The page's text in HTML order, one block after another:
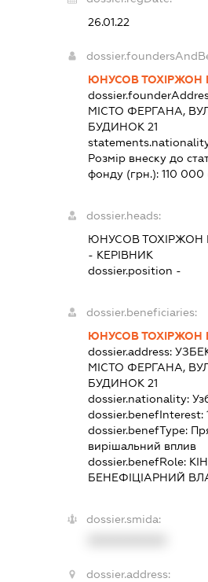
26.01.22
ЮНУСОВ ТОХІРЖОН
МІСТО ФЕРГАНА,
БУДИНОК 21
Розмір внеску до
фонду (грн.):110 000
dossier.heads:
ЮНУСОВ ТОХІРЖОН
- КЕРІВНИК
dossier.position -
dossier.beneficiaries:
ЮНУСОВ ТОХІРЖОН
dossier.address:
МІСТО ФЕРГАНА,
БУДИНОК 21
dossier.nationality:
dossier.benefInterest:
dossier.benefType:
вирішальний вплив
dossier.benefRole:
БЕНЕФІЦІАРНИЙ
dossier.smida:
dossier.address: